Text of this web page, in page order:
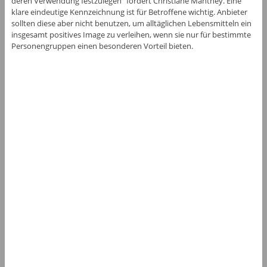
klare eindeutige Kennzeichnung ist für Betroffene wichtig. Anbieter
sollten diese aber nicht benutzen, um alltäglichen Lebensmitteln ein
insgesamt positives Image zu verleihen, wenn sie nur für bestimmte
Personengruppen einen besonderen Vorteil bieten.